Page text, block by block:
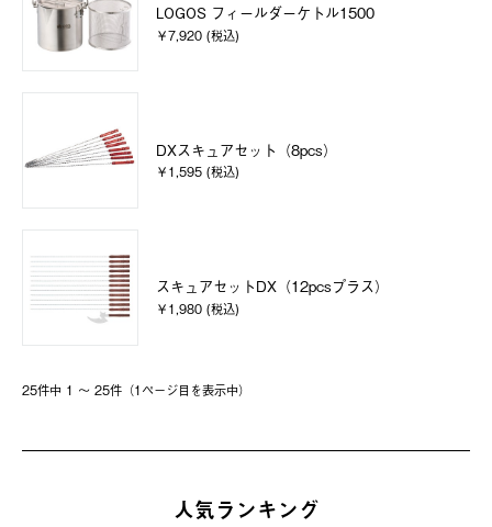
LOGOS フィールダーケトル1500
￥7,920 (税込)
DXスキュアセット（8pcs）
￥1,595 (税込)
スキュアセットDX（12pcsプラス）
￥1,980 (税込)
25件中 1 〜 25件（1ページ⽬を表⽰中）
人気ランキング